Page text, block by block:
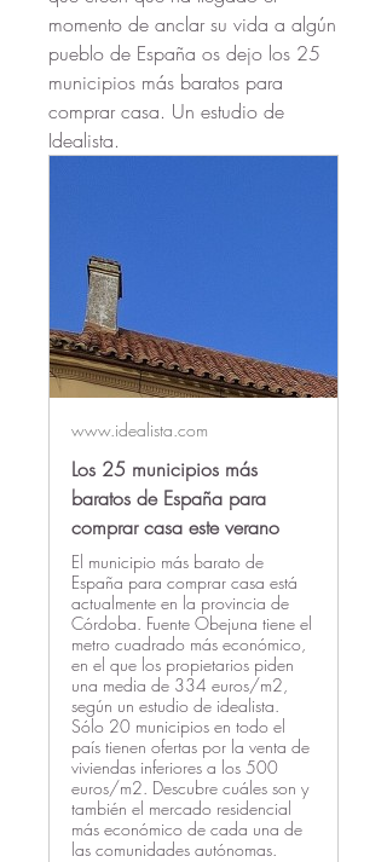
momento de anclar su vida a algún
pueblo de España os dejo los 25
municipios más baratos para
comprar casa. Un estudio de
Idealista.
www.idealista.com
Los 25 municipios más
baratos de España para
comprar casa este verano
El municipio más barato de
España para comprar casa está
actualmente en la provincia de
Córdoba. Fuente Obejuna tiene el
metro cuadrado más económico,
en el que los propietarios piden
una media de 334 euros/m2,
según un estudio de idealista.
Sólo 20 municipios en todo el
país tienen ofertas por la venta de
viviendas inferiores a los 500
euros/m2. Descubre cuáles son y
también el mercado residencial
más económico de cada una de
las comunidades autónomas.